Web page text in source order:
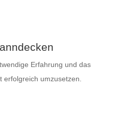
Erfahrung und das
erfolgreich umzusetzen.